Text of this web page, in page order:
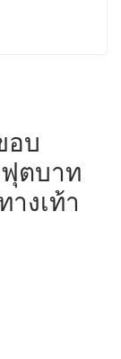
อบ
ตบาท
งเท้า